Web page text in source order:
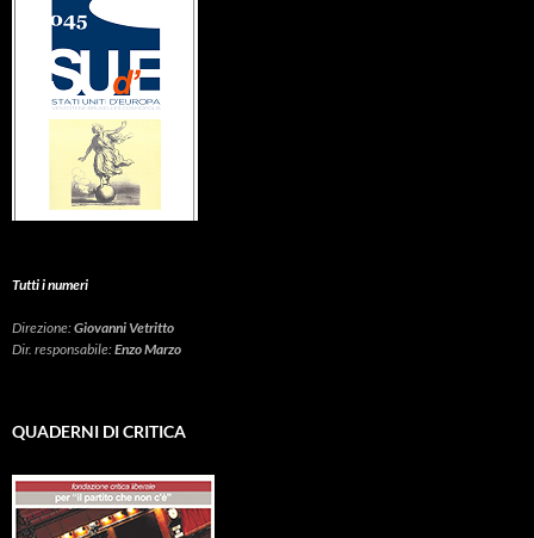
Tutti i numeri
Direzione:Giovanni Vetritto
Dir. responsabile:Enzo Marzo
QUADERNI DI CRITICA